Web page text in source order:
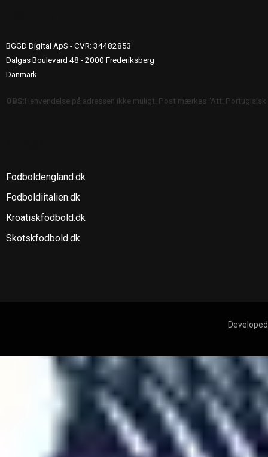
BGGD Digital ApS - CVR: 34482853
Dalgas Boulevard 48 - 2000 Frederiksberg
Danmark
OBS:Henvendelse på adressen ikke muligt. Post mærkes "Att:
Fodboldengland.dk
Fodboldiitalien.dk
Kroatiskfodbold.dk
Skotskfodbold.dk